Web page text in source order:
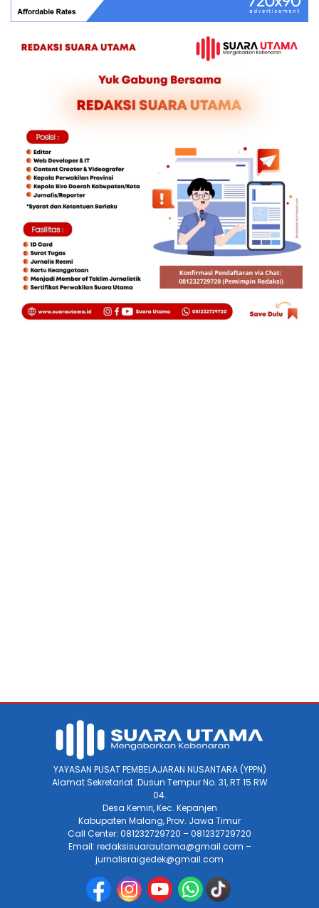
YAYASAN PUSAT PEMBELAJARAN NUSANTARA (YPPN)
Alamat Sekretariat :Dusun Tempur No. 31, RT 15 RW
04.
Desa Kemiri, Kec. Kepanjen
Kabupaten Malang, Prov. Jawa Timur
Call Center: 081232729720 – 081232729720
Email: redaksisuarautama@gmail.com –
jurnalisraigedek@gmail.com